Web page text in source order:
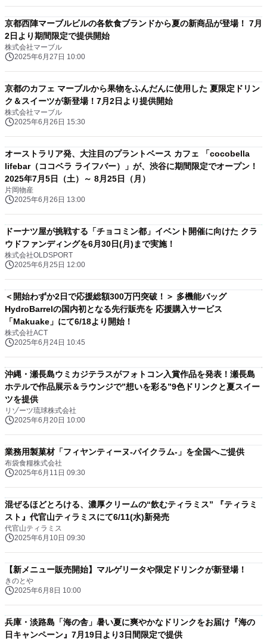
京都西陣マーブルビルの各飲食ブランドから夏の新商品が登場！ 7月
2日より期間限定で提供開始
株式会社マーブル
2025年6月27日 10:00
京都のカフェ マーブルから果物をふんだんに使用した 夏限定ドリン
ク＆スイーツが新登場！7月2日より提供開始
株式会社マーブル
2025年6月26日 15:30
オーストラリア発、大注目のプラントベース カフェ 「cocobella
lifebar（ココベラ ライフバー）」が、渋谷に期間限定でオープン！
2025年7月5日（土）～ 8月25日（月）
片岡物産
2025年6月26日 13:00
ドーナツ屋が挑戦する「チョコミン都」イベント開催に向けた クラ
ウドファンディングを6月30日(月)まで実施！
株式会社OLDSPORT
2025年6月25日 12:00
＜開始わずか2日で応援総額300万円突破！＞ 多機能バッグ
HydroBarrelの国内初となる先行販売を 応援購入サービス
「Makuake」にて6/18より開始！
株式会社ACT
2025年6月24日 10:45
沖縄・瀬長島ウミカジテラスがフォトコン入賞作品を発表！瀬長島
ホテルで作品展示＆ラウンジで”想いを彩る”9色ドリンクと夏スイー
ツを提供
リゾーツ琉球株式会社
2025年6月20日 10:00
業務用製菓材「フィヤンティーヌ-パイクラム-」を全国へご提供
布袋食糧株式会社
2025年6月11日 09:30
混ぜるほどとろける、濃厚クリームの“飲むティラミス” 『ティラミ
スト』代官山ティラミスにて6/11(水)新発売
代官山ティラミス
2025年6月10日 09:30
【新メニュー販売開始】マルゲリータや限定ドリンクが新登場！
きのとや
2025年6月8日 10:00
兵庫・淡路島「海の舎」暑い夏に爽やかなドリンクをお届け『海の
日キャンペーン』7月19日より3日間限定で提供